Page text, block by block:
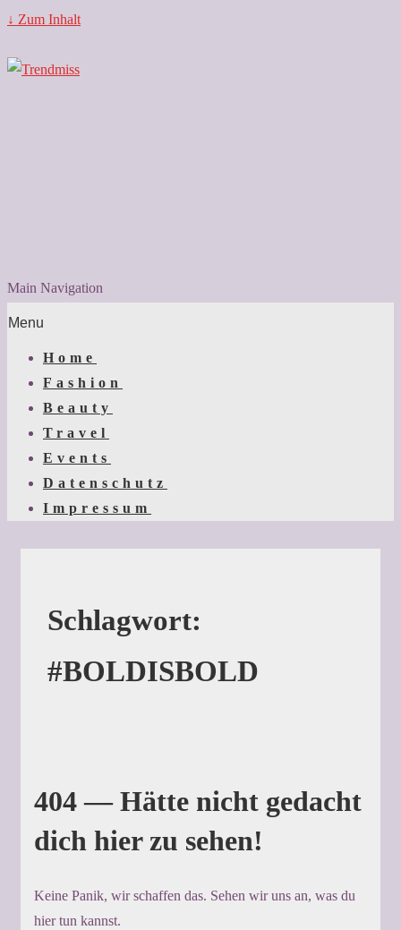
↓ Zum Inhalt
Main Navigation
Menu
Home
Fashion
Beauty
Travel
Events
Datenschutz
Impressum
Schlagwort:
#BOLDISBOLD
404 — Hätte nicht gedacht
dich hier zu sehen!
Keine Panik, wir schaffen das. Sehen wir uns an, was du
hier tun kannst.